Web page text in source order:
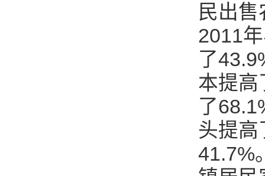
民出
2011
了
本提高
了
头提高
41.7%